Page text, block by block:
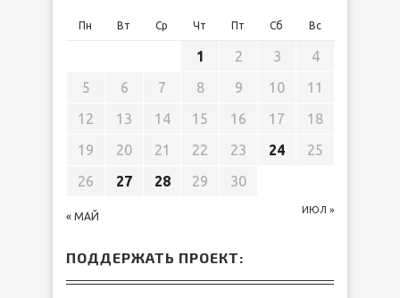
Пн Вт Ср Чт Пт Сб Вс
« МАЙ
ИЮЛ »
1 2 3
4
5
6 7 8 9 10
11
12
13 14 15 16 17
18
19
20 21 22 23 24
25
26
27 28 29 30
ПОДДЕРЖАТЬ ПРОЕКТ: